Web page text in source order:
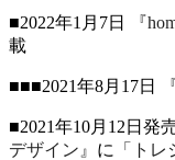
■2022年1月7日 『
載
■■■2021年8月17日
■2021年10月12日発
デザイン』 に 「ト